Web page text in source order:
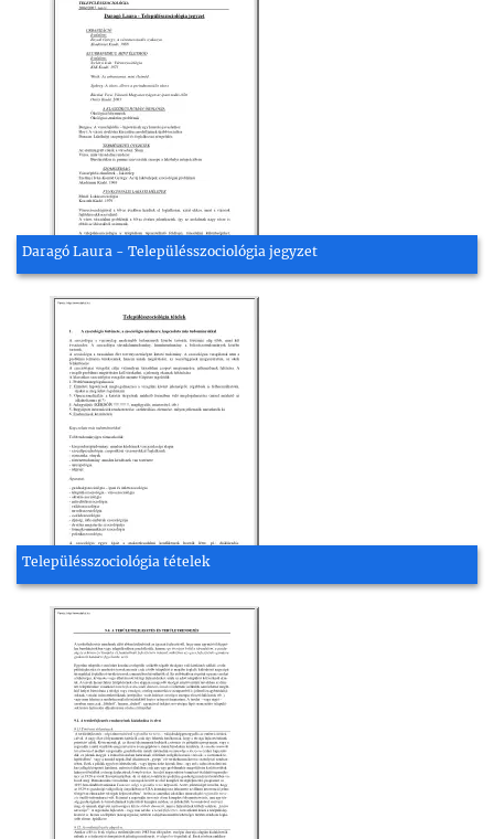
Daragó Laura - Településszociológia jegyzet
Településszociológia tételek